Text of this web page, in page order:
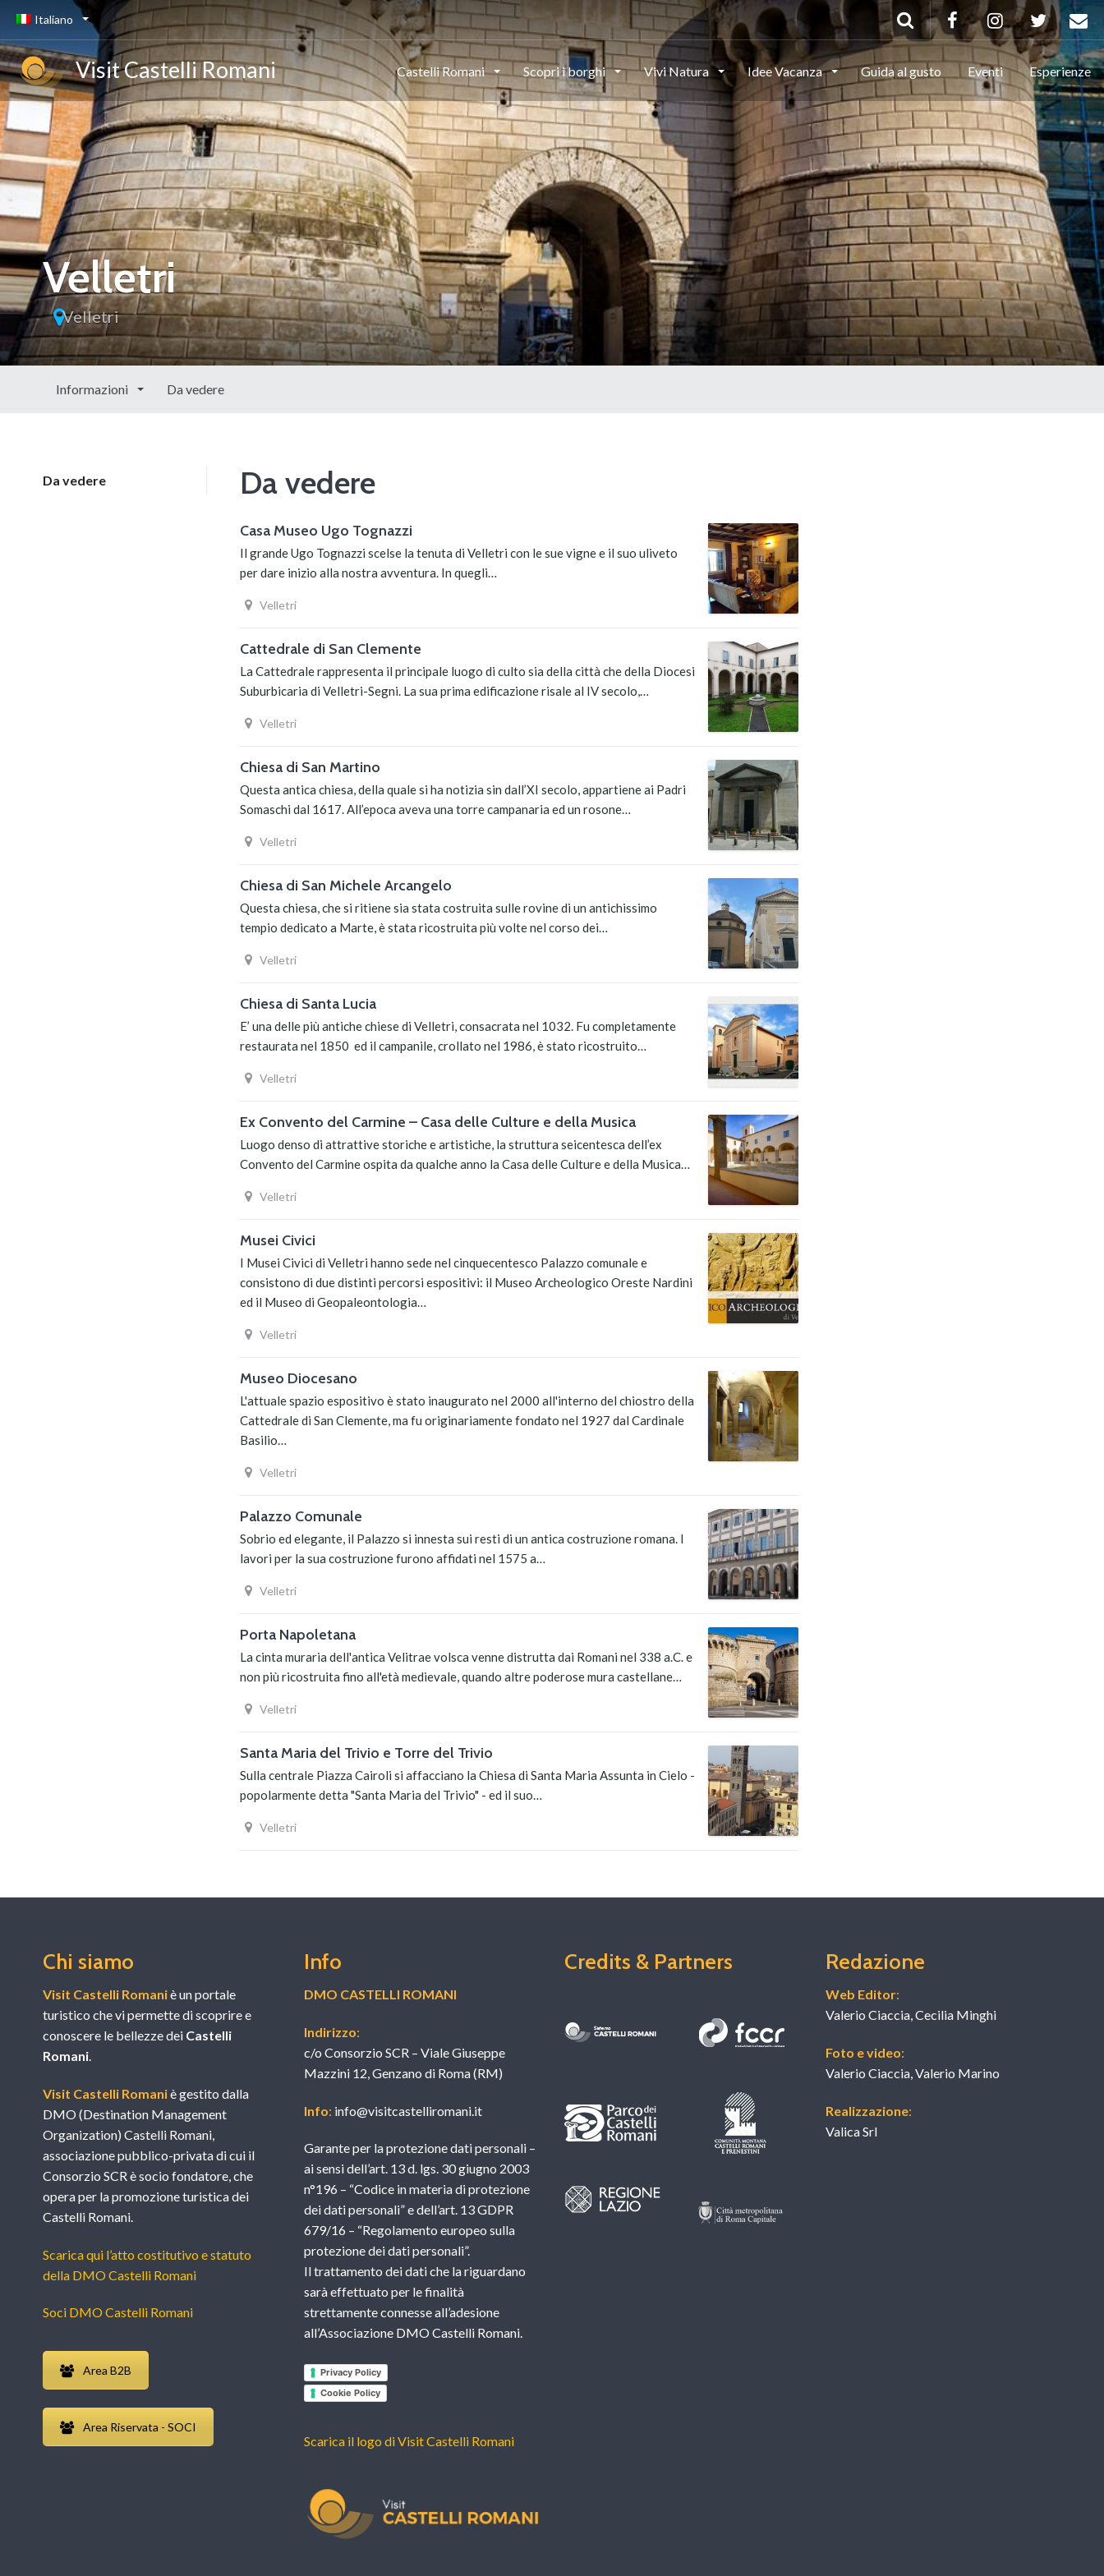
Italiano
Visit Castelli Romani Castelli Romani Scopri i borghi Vivi Natura Idee Vacanza Guida al gusto Eventi Esperienze
This page can't load Google Maps correctly.
Do you own this website?
Velletri
Velletri
Informazioni Da vedere
Da vedere
Casa Museo Ugo Tognazzi
Il grande Ugo Tognazzi scelse la tenuta di Velletri con le sue vigne e il suo uliveto
per dare inizio alla nostra avventura. In quegli…
Velletri
Cattedrale di San Clemente
La Cattedrale rappresenta il principale luogo di culto sia della città che della Diocesi
Suburbicaria di Velletri-Segni. La sua prima edificazione risale al IV secolo,…
Velletri
Chiesa di San Martino
Questa antica chiesa, della quale si ha notizia sin dall’XI secolo, appartiene ai Padri
Somaschi dal 1617. All’epoca aveva una torre campanaria ed un rosone…
Velletri
Chiesa di San Michele Arcangelo
Questa chiesa, che si ritiene sia stata costruita sulle rovine di un antichissimo
tempio dedicato a Marte, è stata ricostruita più volte nel corso dei…
Velletri
Chiesa di Santa Lucia
E’ una delle più antiche chiese di Velletri, consacrata nel 1032. Fu completamente
restaurata nel 1850 ed il campanile, crollato nel 1986, è stato ricostruito…
Velletri
Ex Convento del Carmine – Casa delle Culture e della Musica
Luogo denso di attrattive storiche e artistiche, la struttura seicentesca dell’ex
Convento del Carmine ospita da qualche anno la Casa delle Culture e della Musica…
Velletri
Musei Civici
I Musei Civici di Velletri hanno sede nel cinquecentesco Palazzo comunale e
consistono di due distinti percorsi espositivi: il Museo Archeologico Oreste Nardini
ed il Museo di Geopaleontologia…
Velletri
Museo Diocesano
L'attuale spazio espositivo è stato inaugurato nel 2000 all'interno del chiostro della
Cattedrale di San Clemente, ma fu originariamente fondato nel 1927 dal Cardinale
Basilio…
Velletri
Palazzo Comunale
Sobrio ed elegante, il Palazzo si innesta sui resti di un antica costruzione romana. I
lavori per la sua costruzione furono affidati nel 1575 a…
Velletri
Porta Napoletana
La cinta muraria dell'antica Velitrae volsca venne distrutta dai Romani nel 338 a.C. e
non più ricostruita fino all'età medievale, quando altre poderose mura castellane…
Velletri
Santa Maria del Trivio e Torre del Trivio
Sulla centrale Piazza Cairoli si affacciano la Chiesa di Santa Maria Assunta in Cielo -
popolarmente detta "Santa Maria del Trivio" - ed il suo…
Velletri
Da vedere
Chi siamo
Visit Castelli Romaniè un portale
turistico che vi permette di scoprire e
conoscere le bellezze dei Castelli
Romani.
Visit Castelli Romaniè gestito dalla
DMO (Destination Management
Organization) Castelli Romani,
associazione pubblico-privata di cui il
Consorzio SCR è socio fondatore, che
opera per la promozione turistica dei
Castelli Romani.
Scarica qui l’atto costitutivo e statuto
della DMO Castelli Romani
Soci DMO Castelli Romani
Area B2B
Area Riservata - SOCI
Info
DMO CASTELLI ROMANI
Indirizzo:
c/o Consorzio SCR – Viale Giuseppe
Mazzini 12, Genzano di Roma (RM)
Info: info@visitcastelliromani.it
Garante per la protezione dati personali –
ai sensi dell’art. 13 d. lgs. 30 giugno 2003
n°196 – “Codice in materia di protezione
dei dati personali” e dell’art. 13 GDPR
679/16 – “Regolamento europeo sulla
protezione dei dati personali”.
Il trattamento dei dati che la riguardano
sarà effettuato per le finalità
strettamente connesse all’adesione
all’Associazione DMO Castelli Romani.
Privacy Policy
Cookie Policy
Scarica il logo di Visit Castelli Romani
Credits & Partners Redazione
Web Editor:
Valerio Ciaccia, Cecilia Minghi
Foto e video:
Valerio Ciaccia, Valerio Marino
Realizzazione:
Valica Srl